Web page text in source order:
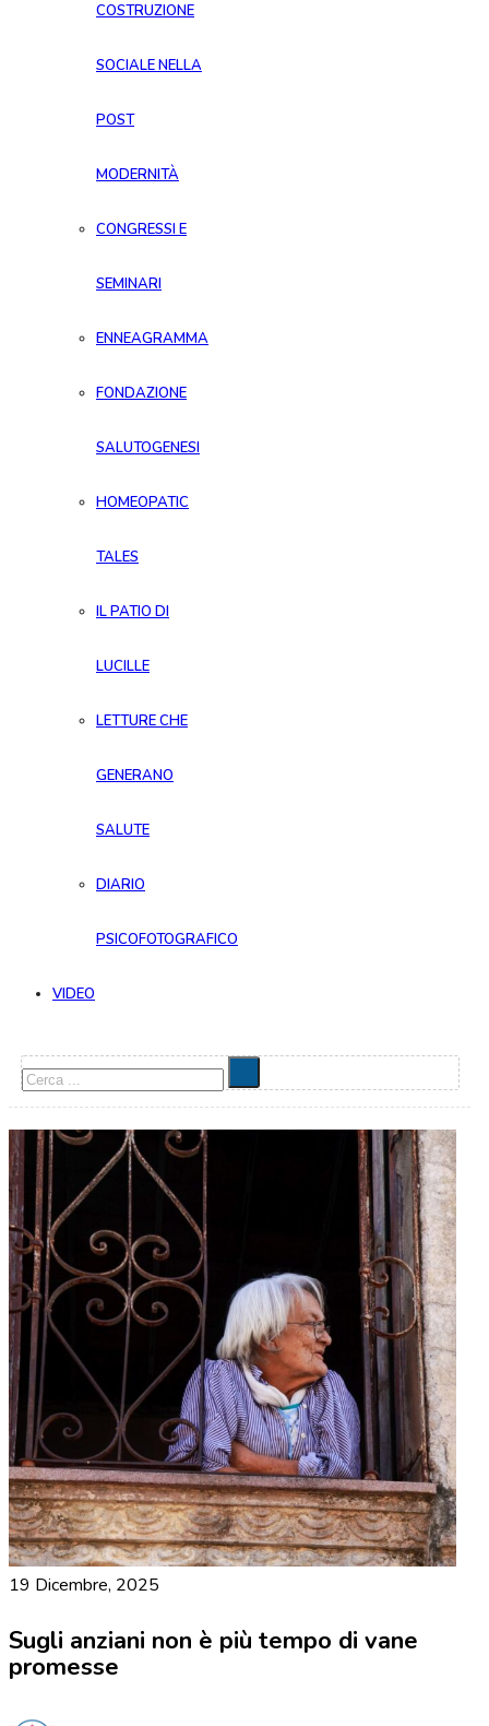
COSTRUZIONE
SOCIALE NELLA
POST
MODERNITÀ
CONGRESSI E
SEMINARI
ENNEAGRAMMA
FONDAZIONE
SALUTOGENESI
HOMEOPATIC
TALES
IL PATIO DI
LUCILLE
LETTURE CHE
GENERANO
SALUTE
DIARIO
PSICOFOTOGRAFICO
VIDEO
Cerca
19 Dicembre, 2025
Sugli anziani non è più tempo di vane
promesse